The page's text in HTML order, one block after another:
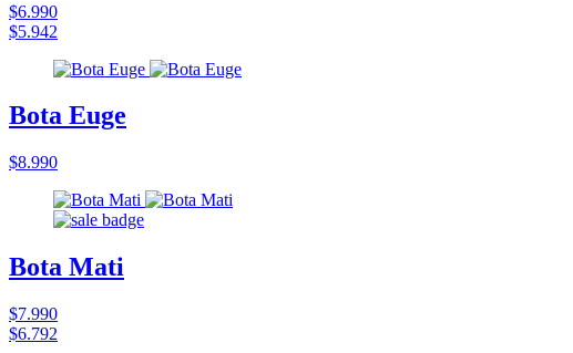
$6.990
$5.942
Bota Euge
$8.990
Bota Mati
$7.990
$6.792